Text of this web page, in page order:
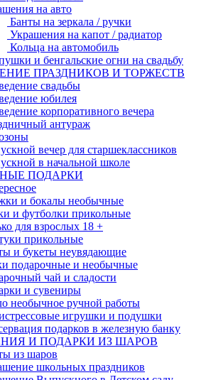
на авто
Банты на зеркала / ручки
Украшения на капот / радиатор
Кольца на автомобиль
и бенгальские огни на свадьбу
ПРАЗДНИКОВ И ТОРЖЕСТВ
свадьбы
юбилея
корпоративного вечера
антураж
вечер для старшеклассников
в начальной школе
ПОДАРКИ
и бокалы необычные
и футболки прикольные
для взрослых 18 +
прикольные
и букеты неувядающие
подарочные и необычные
чай и сладости
и сувениры
необычное ручной работы
игрушки и подушки
подарков в железную банку
И ПОДАРКИ ИЗ ШАРОВ
из шаров
школьных праздников